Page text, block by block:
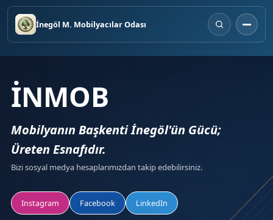
İnegöl M. Mobilyacılar Odası
İNMOB
Mobilyanın Başkenti İnegöl'ün Gücü;
Üreten Esnafıdır.
Bizi sosyal medya hesaplarımızdan takip edebilirsiniz.
Instagram Facebook LinkedIn